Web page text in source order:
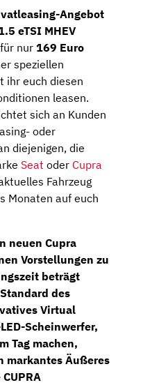
Angebot
eTSI MHEV
nur 169 Euro
speziellen
ihr euch diesen
leasen.
sich an Kunden
oder
diejenigen, die
Seat oder Cupra
Fahrzeug
Monaten auf euch
neuen Cupra
Vorstellungen zu
beträgt
des
Virtual
Scheinwerfer,
Tag machen,
markantes Äußeres
CUPRA